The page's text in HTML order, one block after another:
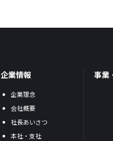
企業情報
企業理念
会社概要
社長あいさつ
本社・支社
事業